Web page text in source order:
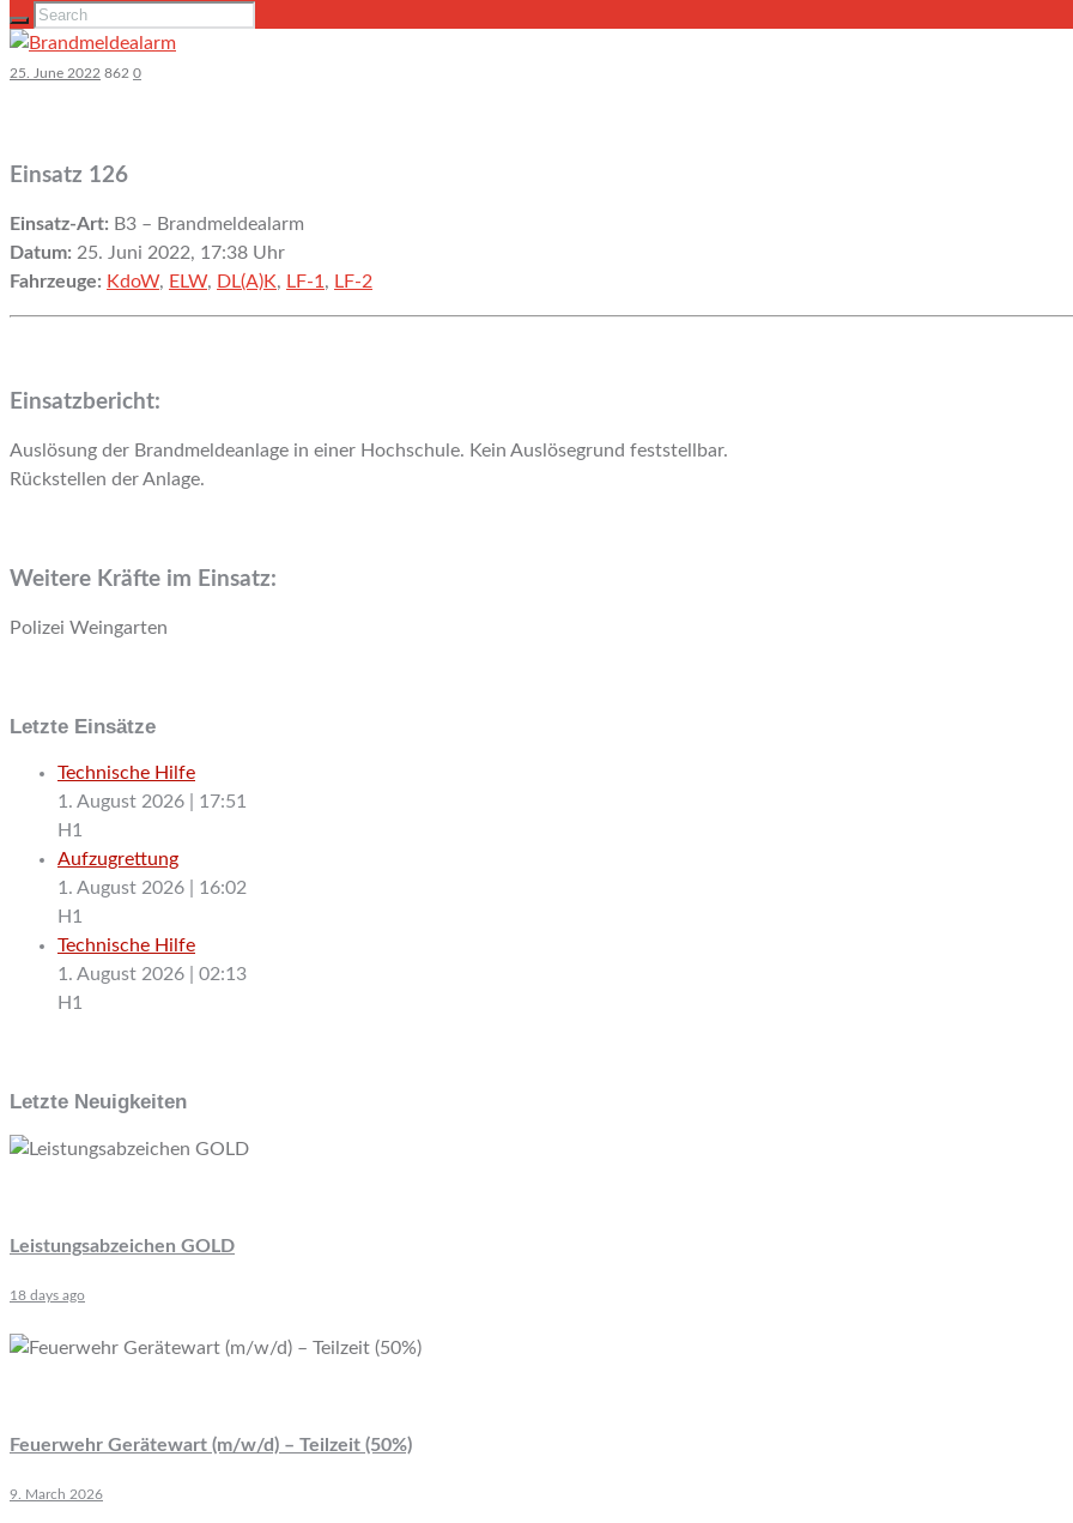
25. June 2022 862 0
Einsatz 126
Einsatz-Art: B3 – Brandmeldealarm
Datum: 25. Juni 2022, 17:38 Uhr
Fahrzeuge: KdoW, ELW, DL(A)K, LF-1 , LF-2
Einsatzbericht:
Auslösung der Brandmeldeanlage in einer Hochschule. Kein Auslösegrund feststellbar.
Rückstellen der Anlage.
Weitere Kräfte im Einsatz:
Polizei Weingarten
Letzte Einsätze
Technische Hilfe
1. August 2026
17:51
H1
Aufzugrettung
1. August 2026
16:02
H1
Technische Hilfe
1. August 2026
02:13
H1
Letzte Neuigkeiten
Leistungsabzeichen GOLD
18 days ago
Feuerwehr Gerätewart (m/w/d) – Teilzeit (50%)
9. March 2026